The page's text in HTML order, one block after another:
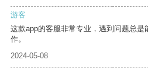
游客
这款app的客服非常专业，遇到问题总
作。
2024-05-08